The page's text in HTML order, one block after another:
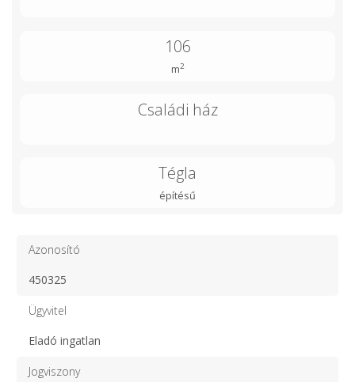
106
m2
Családi ház
Tégla
építésű
Azonosító
450325
Ügyvitel
Eladó ingatlan
Jogviszony